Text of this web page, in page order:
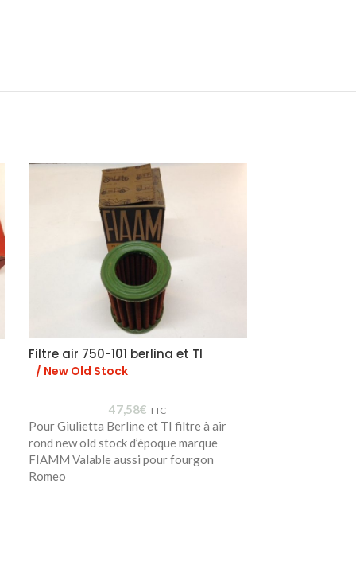
Filtre air 750-101 berlina et TI
/ New Old Stock
47,58€ TTC
Pour Giulietta Berline et TI filtre à air
rond new old stock d’époque marque
FIAMM Valable aussi pour fourgon
Romeo